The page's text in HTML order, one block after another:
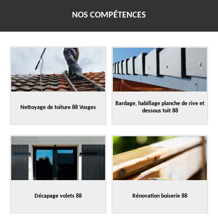
NOS COMPÉTENCES
Nettoyage de toiture 88 Vosges
Bardage, habillage planche de rive et
dessous toit 88
Décapage volets 88 Rénovation boiserie 88